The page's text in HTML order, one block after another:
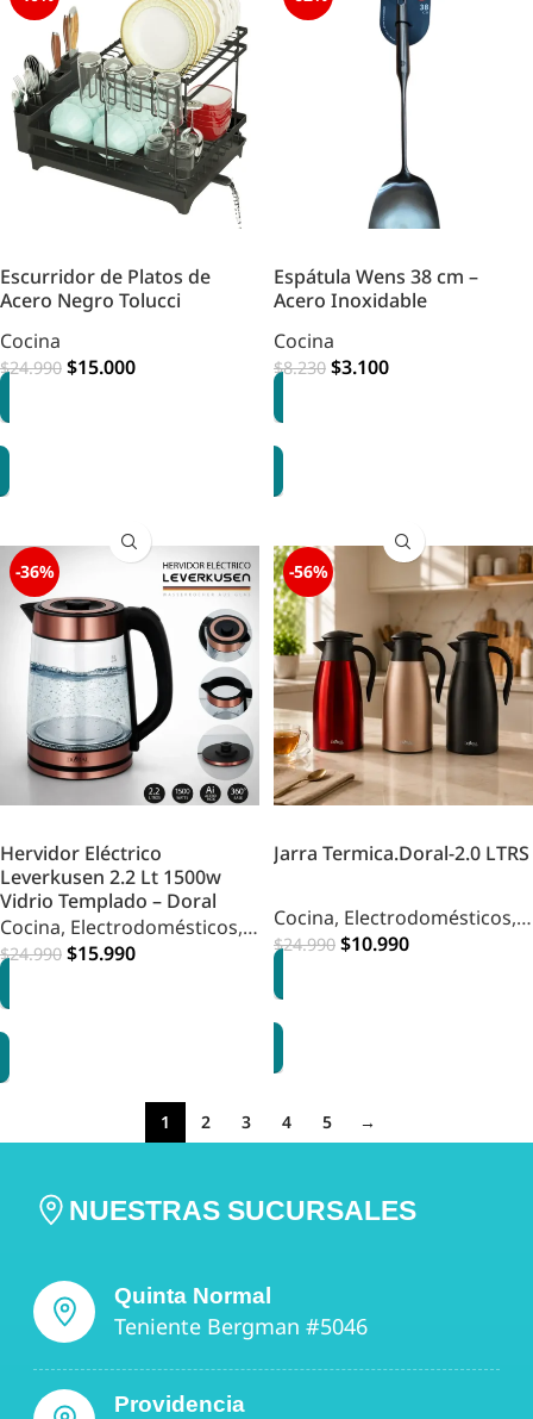
Escurridor de Platos de
Acero Negro Tolucci
Cocina
$24.990 $15.000
Espátula Wens 38 cm –
Acero Inoxidable
Cocina
$8.230 $3.100
-36%
Hervidor Eléctrico
Leverkusen 2.2 Lt 1500w
Vidrio Templado – Doral
Cocina, Electrodomésticos,
HOME COCINA
$24.990 $15.990
-56%
Jarra Termica.Doral-2.0 LTRS
Cocina, Electrodomésticos,
Sin categorizar
$24.990 $10.990
1 2 3 4 5 →
NUESTRAS SUCURSALES
Quinta Normal
Teniente Bergman #5046
Providencia